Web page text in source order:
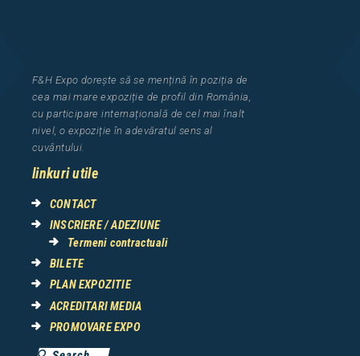
F&H Expo dorește să se mențină în poziția de
cea mai mare expoziție de profil din România
cu participare internațională de cel maiînalt
nivel, o expoziție în adevăratul sens al
cuvântului.
linkuri utile
CONTACT
INSCRIERE / ADEZIUNE
Termeni contractuali
BILETE
PLAN EXPOZITIE
ACREDITARI MEDIA
PROMOVARE EXPO